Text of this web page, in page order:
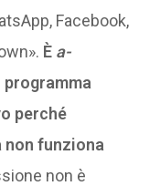
Facebook,
È a-
perché
non funziona
non è